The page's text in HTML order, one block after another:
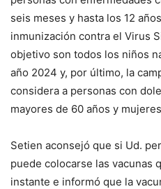
seis meses y hasta los 12
inmunización contra el Virus
objetivo son todos los niños
año 2024 y, por último, la
considera a personas con
mayores de 60 años y
Setien aconsejó que si Ud.
puede colocarse las vacunas
instante e informó que la